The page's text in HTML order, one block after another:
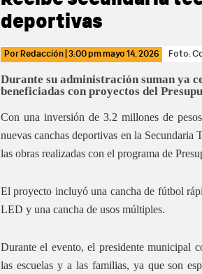
deportivas
Por Redacción 3:00 pmmayo 14, 2026 Foto:
Durante su administración suman ya
beneficiadas con proyectos del
Con una inversión de 3.2 millones de
nuevas canchas deportivas en la Secundaria
las obras realizadas con el programa de
El proyecto incluyó una cancha de fútbol
LED y una cancha de usos múltiples.
Durante el evento, el presidente municipal
las escuelas y a las familias, ya que son